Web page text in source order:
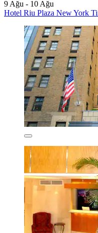
9 Ağu - 10 Ağu
Hotel Riu Plaza New York